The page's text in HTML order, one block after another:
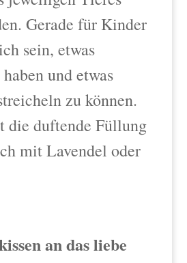
Gerade für Kinder
sein, etwas
und etwas
zu können.
die duftende Füllung
mit Lavendel oder
an das liebe